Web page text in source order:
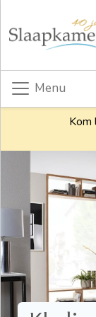
Menu
Kom